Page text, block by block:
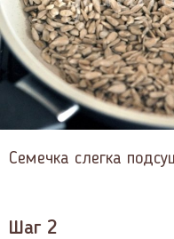
Семечка слегка
Шаг 2